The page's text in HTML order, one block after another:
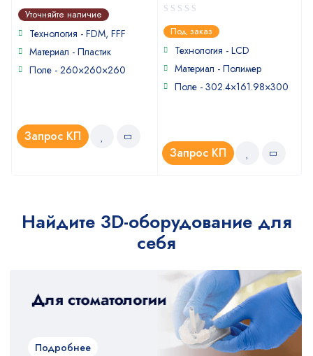
0
out
of
Уточняйте наличие
Технология - FDM, FFF
Материал - Пластик
Поле - 260×260×260
Запрос КП
0
out
of
Под заказ
Технология - LCD
Материал - Полимер
Поле - 302.4×161.98×300
Запрос КП
Найдите 3D-оборудование для
себя
Подробнее